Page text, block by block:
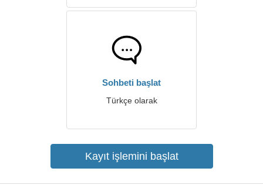
Sohbeti başlat
Türkçe olarak
Kayıt işlemini başlat